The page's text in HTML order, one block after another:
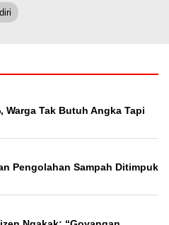
Warga Tak Butuh Angka Tapi
Pengolahan Sampah Ditimpuk